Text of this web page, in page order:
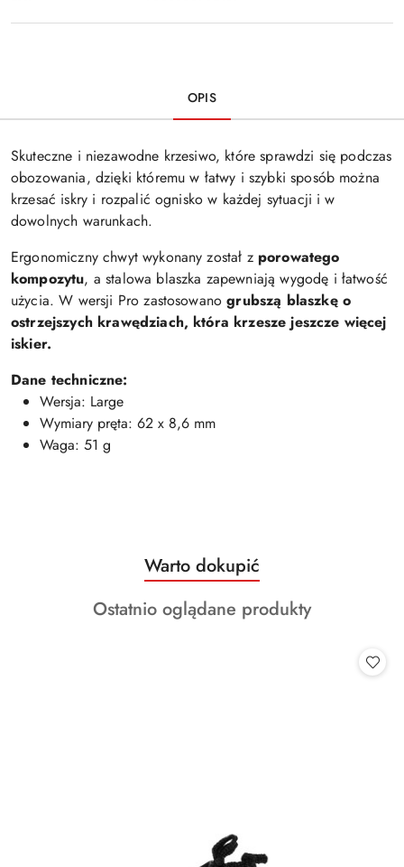
OPIS
Skuteczne i niezawodne krzesiwo, które sprawdzi się podczas
obozowania, dzięki któremu w łatwy i szybki sposób można
krzesać iskry i rozpalić ognisko w każdej sytuacji i w
dowolnych warunkach.
Ergonomiczny chwyt wykonany został z porowatego
kompozytu, a stalowa blaszka zapewniają wygodę i łatwość
użycia. W wersji Pro zastosowanogrubszą blaszkę o
ostrzejszych krawędziach, która krzesze jeszcze więcej
iskier.
Dane techniczne:
Wersja: Large
Wymiary pręta: 62 x 8,6 mm
Waga: 51 g
Pomiń karuzelę produktów
Produkty
o
statusie:
Warto dokupić
Produkty
Ostatnio oglądane produkty